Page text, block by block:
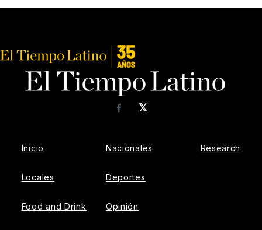
𝕏
Facebook
Inicio
Locales
Food and Drink
Nacionales
Deportes
Opinión
Research